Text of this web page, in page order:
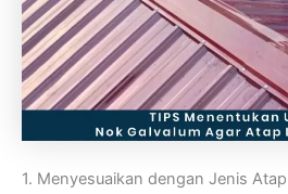
1. Menyesuaikan dengan Jenis Atap